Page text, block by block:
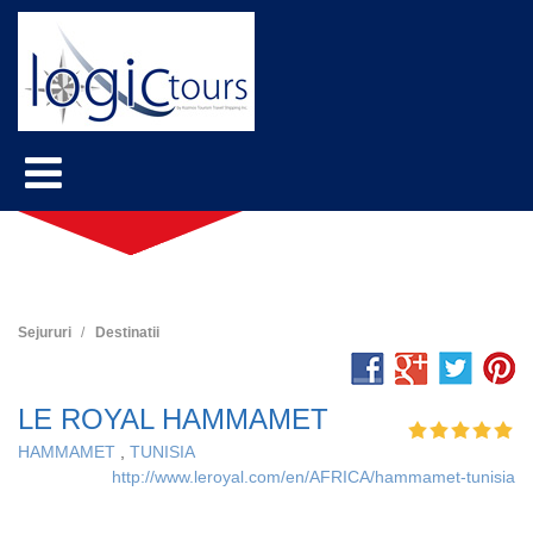
Sejururi Destinatii
LE ROYAL HAMMAMET
HAMMAMET
TUNISIA
http://www.leroyal.com/en/AFRICA/hammamet-tunisia